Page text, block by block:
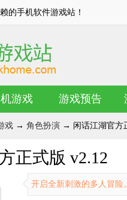
的手机软件游戏站！
游戏 游戏预告
戏 → 角色扮演 → 闲话江湖官方
正式版 v2.12
开启全新刺激的多人冒险